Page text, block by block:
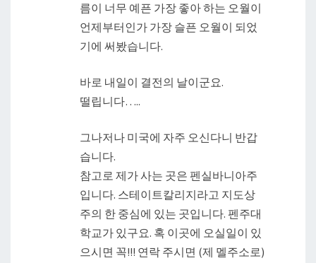
름이 너무 예픈 가장 좋아 하는 오월이
언제부터인가 가장 슬픈 오월이 되었
기에 써봤습니다.
바로 내일이 결전의 날이군요.
떨립니다…..
그나저나 미국에 자주 오신다니 반갑
습니다.
참고로 제가 사는 곳은 펜실바니아주
입니다. 스테이트칼리지라고 지도상
주의 한 중심에 있는 곳입니다. 펜주대
학교가 있구요. 혹 이곳에 오실일이 있
으시면 꼭!!! 연락 주시면 (제 멜주소로)